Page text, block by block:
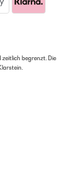
zeitlich begrenzt. Die